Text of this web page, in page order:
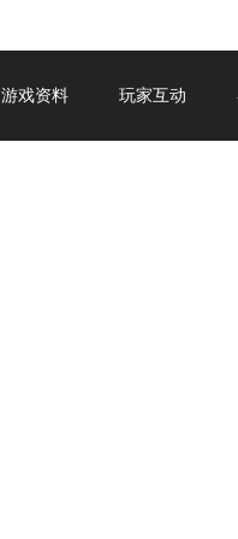
游戏资料 玩家互动